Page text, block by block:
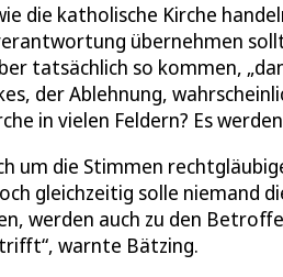
die katholische Kirche
übernehmen
tatsächlich so kommen,
der Ablehnung,
in vielen Feldern? Es
um die Stimmen
gleichzeitig solle niemand
werden auch zu den
warnte Bätzing.